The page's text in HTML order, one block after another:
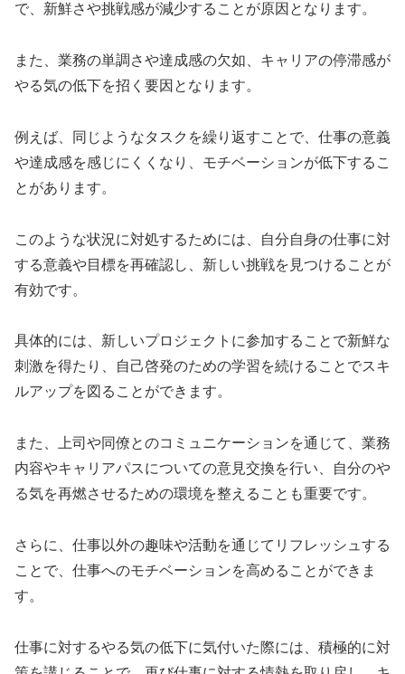
で、新鮮さや挑戦感が減少することが原因となります。
また、業務の単調さや達成感の欠如、キャリアの停滞感が
やる気の低下を招く要因となります。
例えば、同じようなタスクを繰り返すことで、仕事の意義
や達成感を感じにくくなり、モチベーションが低下するこ
とがあります。
このような状況に対処するためには、自分自身の仕事に対
する意義や目標を再確認し、新しい挑戦を見つけることが
有効です。
具体的には、新しいプロジェクトに参加することで新鮮な
刺激を得たり、自己啓発のための学習を続けることでスキ
ルアップを図ることができます。
また、上司や同僚とのコミュニケーションを通じて、業務
内容やキャリアパスについての意見交換を行い、自分のや
る気を再燃させるための環境を整えることも重要です。
さらに、仕事以外の趣味や活動を通じてリフレッシュする
ことで、仕事へのモチベーションを高めることができま
す。
仕事に対するやる気の低下に気付いた際には、積極的に対